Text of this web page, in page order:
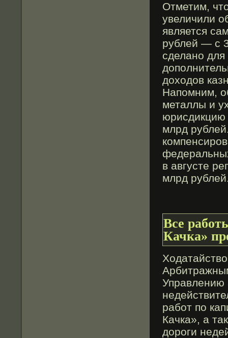
Отметим,
увеличили
является
рублей — с
сделано
доходов
Напомним,
металлы и
юрисдикцию
млрд
в августе
млрд
Все
Качка»
Управлению
работ по
Качка», а
дороги